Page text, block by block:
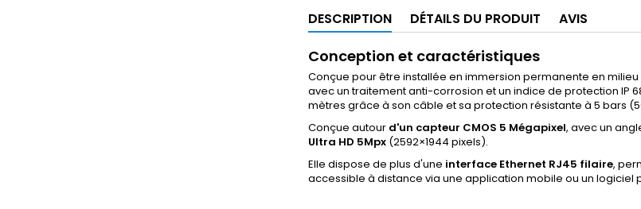
DESCRIPTION DÉTAILS DU PRODUIT AVIS
Conception et caractéristiques
Conçue pour être installée en immersion permanente en
avec un traitement anti-corrosion et un indice de protection IP
mètres grâce à son câble et sa protection résistante à 5 bars
Conçue autour d'un capteur CMOS 5 Mégapixel, avec un
Ultra HD 5Mpx (2592×1944 pixels).
Elle dispose de plus d'une interface Ethernet RJ45 filaire,
accessible à distance via une application mobile ou un logiciel